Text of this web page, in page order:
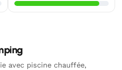
avec piscine chauffée,